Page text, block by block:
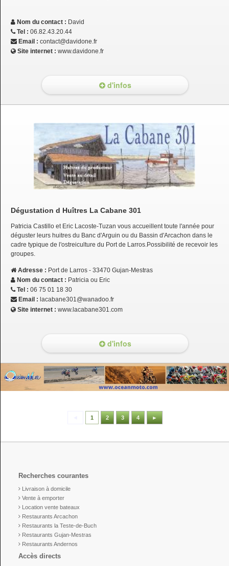
Nom du contact : David
Tel : 06.82.43.20.44
Email : contact@davidone.fr
Site internet : www.davidone.fr
d'infos
Dégustation d Huîtres La Cabane 301
Patricia Castillo et Eric Lacoste-Tuzan vous accueillent toute l'année pour
déguster leurs huitres du Banc d'Arguin ou du Bassin d'Arcachon dans le
cadre typique de l'ostreiculture du Port de Larros.Possibilité de recevoir les
groupes.
Adresse : Port de Larros - 33470 Gujan-Mestras
Nom du contact : Patricia ou Eric
Tel : 06 75 01 18 30
Email : lacabane301@wanadoo.fr
Site internet : www.lacabane301.com
d'infos
1 2 3 4 ►
Recherches courantes
Livraison à domicile
Vente à emporter
Location vente bateaux
Restaurants Arcachon
Restaurants la Teste-de-Buch
Restaurants Gujan-Mestras
Restaurants Andernos
Accès directs